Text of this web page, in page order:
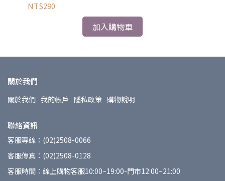
NT$290
加入購物車
關於我們
關於我們 我的帳戶 隱私政策 購物說明
聯絡資訊
客服專線：(02)2508-0066
客服傳真：(02)2508-0128
客服時間：線上購物客服10:00~19:00-門市12:00~21:00